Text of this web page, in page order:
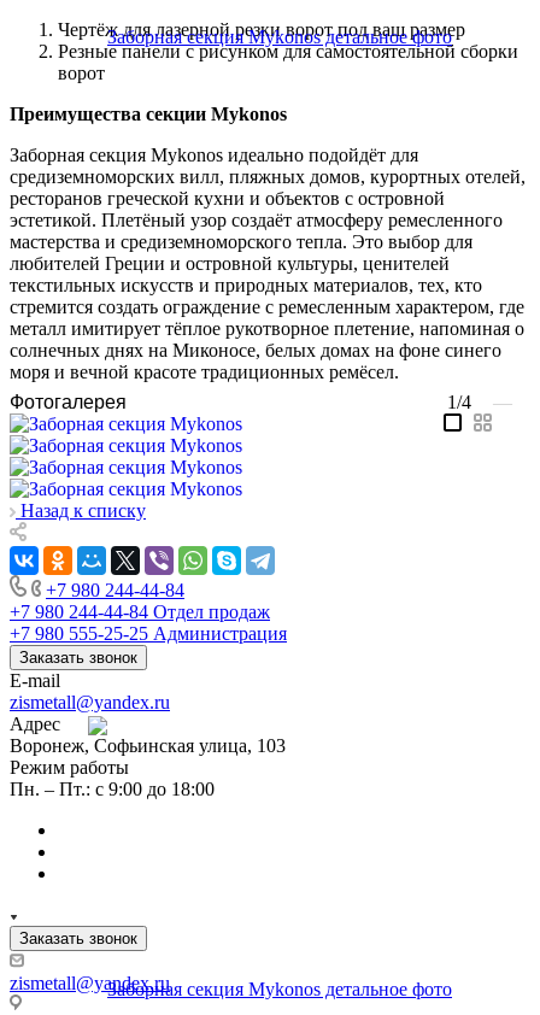
Чертёж для лазерной резки ворот под ваш размер
Резные панели с рисунком для самостоятельной сборки
ворот
Преимущества секции Mykonos
Заборная секция Mykonos идеально подойдёт для
средиземноморских вилл, пляжных домов, курортных отелей,
ресторанов греческой кухни и объектов с островной
эстетикой. Плетёный узор создаёт атмосферу ремесленного
мастерства и средиземноморского тепла. Это выбор для
любителей Греции и островной культуры, ценителей
текстильных искусств и природных материалов, тех, кто
стремится создать ограждение с ремесленным характером, где
металл имитирует тёплое рукотворное плетение, напоминая о
солнечных днях на Миконосе, белых домах на фоне синего
моря и вечной красоте традиционных ремёсел.
Фотогалерея
1/4 —
Назад к списку
+7 980 244-44-84
+7 980 244-44-84 Отдел продаж
+7 980 555-25-25 Администрация
Заказать звонок
E-mail
zismetall@yandex.ru
Адрес
Воронеж, Софьинская улица, 103
Режим работы
Пн. – Пт.: с 9:00 до 18:00
Заказать звонок
zismetall@yandex.ru